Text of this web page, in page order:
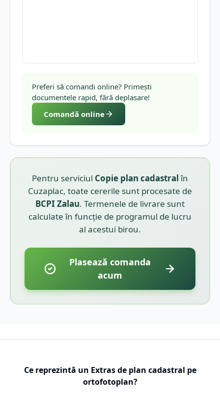
Preferi să comandi online? Primești
documentele rapid, fără deplasare!
Comandă online
Pentru serviciul Copie plan cadastralîn
Cuzaplac, toate cererile sunt procesate de
BCPI Zalau. Termenele de livrare sunt
calculate în funcție de programul de lucru
al acestui birou.
Plasează comanda
acum
Ce reprezintă un Extras de plan cadastral pe
ortofotoplan?